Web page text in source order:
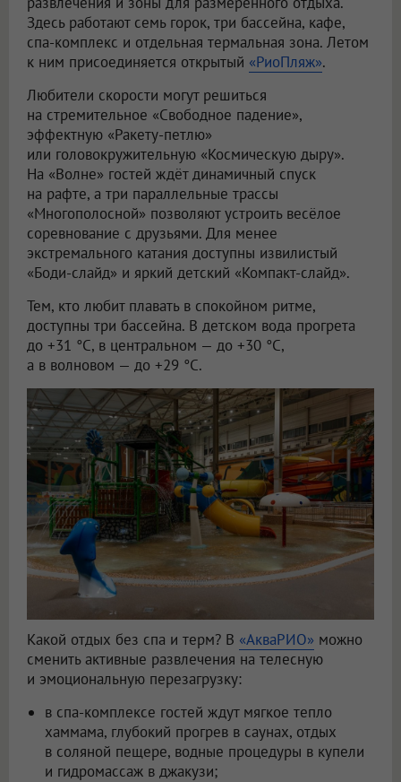
Здесь работают семь горок, три бассейна, кафе,
спа-комплекс и отдельная термальная зона. Летом
к ним присоединяется открытый «РиоПляж».
Любители скорости могут решиться
на стремительное «Свободное падение»,
эффектную «Ракету-петлю»
или головокружительную «Космическую дыру».
На «Волне» гостей ждёт динамичный спуск
на рафте, а три параллельные трассы
«Многополосной» позволяют устроить весёлое
соревнование с друзьями. Для менее
экстремального катания доступны извилистый
«Боди-слайд» и яркий детский «Компакт-слайд».
Тем, кто любит плавать в спокойном ритме,
доступны три бассейна. В детском вода прогрета
до +31 °C, в центральном — до +30 °C,
а в волновом — до +29 °C.
Какой отдых без спа и терм? В «АкваРИО» можно
сменить активные развлечения на телесную
и эмоциональную перезагрузку:
в спа-комплексе гостей ждут мягкое тепло
хаммама, глубокий прогрев в саунах, отдых
в соляной пещере, водные процедуры в купели
и гидромассаж в джакузи;